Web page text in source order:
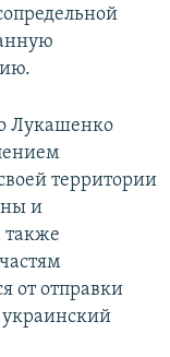
Лукашенко
территории
и
также
от отправки
украинский